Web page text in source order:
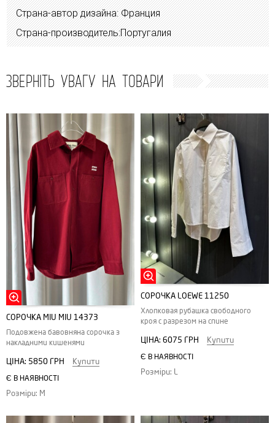
Страна-автор дизайна: Франция
Страна-производитель:Португалия
ЗВЕРНІТЬ УВАГУ НА ТОВАРИ
СОРОЧКА MIU MIU 14373
Подовжена бавовняна сорочка з
накладними кишенями
ЦІНА: 5850 ГРН Купити
Є В НАЯВНОСТІ
Розміри: M
СОРОЧКА LOEWE 11250
Хлопковая рубашка свободного
кроя с разрезом на спине
ЦІНА: 6075 ГРН Купити
Є В НАЯВНОСТІ
Розміри: L